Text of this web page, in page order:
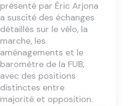
présenté par Éric Arjona
a suscité des échanges
détaillés sur le vélo, la
marche, les
aménagements et le
baromètre de la FUB,
avec des positions
distinctes entre
majorité et opposition.